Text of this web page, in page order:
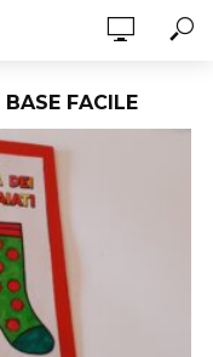
FACILE